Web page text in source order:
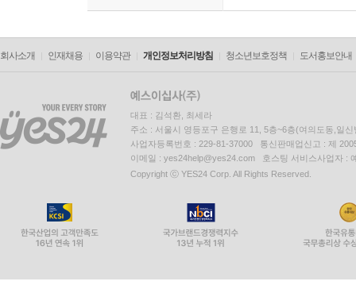
회사소개 인재채용 이용약관 개인정보처리방침 청소년보호정책 도서홍보안내
대표 : 김석환, 최세라
주소 : 서울시 영등포구 은행로 11, 5층~6층(여의도동,일신
사업자등록번호 : 229-81-37000 통신판매업신고 : 제
이메일 : yes24help@yes24.com 호스팅 서비스사업자 :
Copyright ⓒ YES24 Corp. All Rights Reserved.